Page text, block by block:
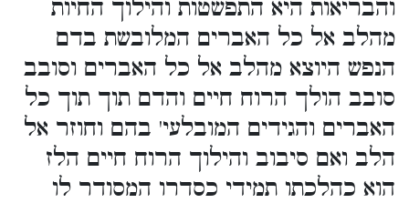
והבריאות היא התפשטות והילוך החיות
מהלב אל כל האברים המלובשת בדם
הנפש היוצא מהלב אל כל האברים וסובב
סובב הולך הרוח חיים והדם תוך תוך כל
האברים והגידים המובלעי' בהם וחוזר אל
הלב ואם סיבוב והילוך הרוח חיים הלז
הוא כהלכתו תמידי כסדרו המסודר לו